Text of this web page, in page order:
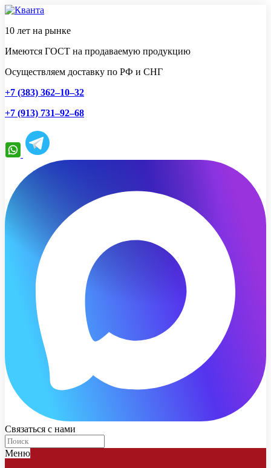
10 лет на рынке
Имеются ГОСТ на продаваемую продукцию
Осуществляем доставку по РФ и СНГ
+7 (383) 362–10–32
+7 (913) 731–92–68
Связаться с нами
Меню